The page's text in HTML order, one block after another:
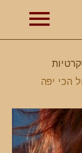
הכי יפה